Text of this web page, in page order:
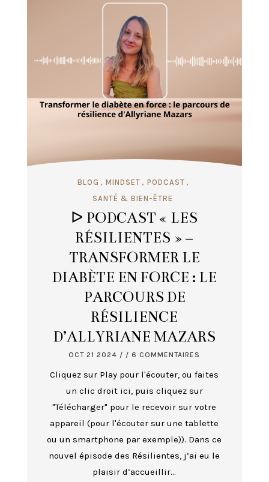
BLOG MINDSET
PODCAST
SANTÉ & BIEN-ÊTRE
ᐅ PODCAST « LES
RÉSILIENTES » –
TRANSFORMER LE
DIABÈTE EN FORCE : LE
PARCOURS DE
RÉSILIENCE
D’ALLYRIANE MAZARS
OCT 21 2024 / / 6 COMMENTAIRES
Cliquez sur Play pour l'écouter, ou faites
un clic droit ici, puis cliquez sur
"Télécharger" pour le recevoir sur votre
appareil (pour l'écouter sur une tablette
ou un smartphone par exemple)). Dans ce
nouvel épisode des Résilientes, j’ai eu le
plaisir d’accueillir...